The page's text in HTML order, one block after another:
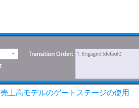
売上高モデルのゲートステージの使用